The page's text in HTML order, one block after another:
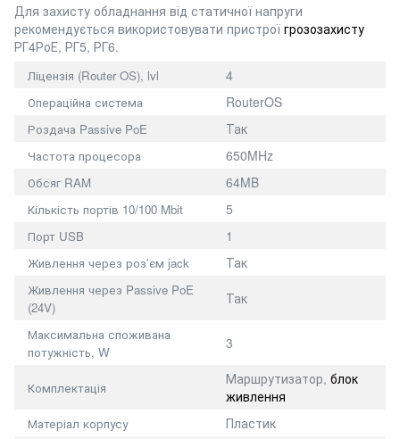
Для захисту обладнання від статичної напруги
рекомендується використовувати пристрої грозозахисту
РГ4РоЕ, РГ5, РГ6.
Ліцензія (Router OS), lvl 4
Операційна система RouterOS
Роздача Passive PoE Так
Частота процесора 650MHz
Обсяг RAM 64MB
Кількість портів 10/100 Mbit 5
Порт USB 1
Живлення через роз'єм jack Так
Живлення через Passive PoE
(24V)
Так
Максимальна споживана
потужність, W
3
Комплектація
Маршрутизатор, блок
живлення
Матеріал корпусу Пластик